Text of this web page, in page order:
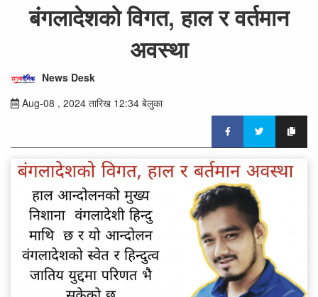
बंगलादेशको विगत, हाल र वर्तमान
अवस्था
News Desk
Aug-08 , 2024 तारिख 12:34 बेलुका